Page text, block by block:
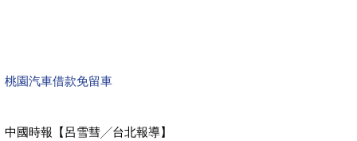
桃園汽車借款免留車
中國時報【呂雪彗╱台北報導】